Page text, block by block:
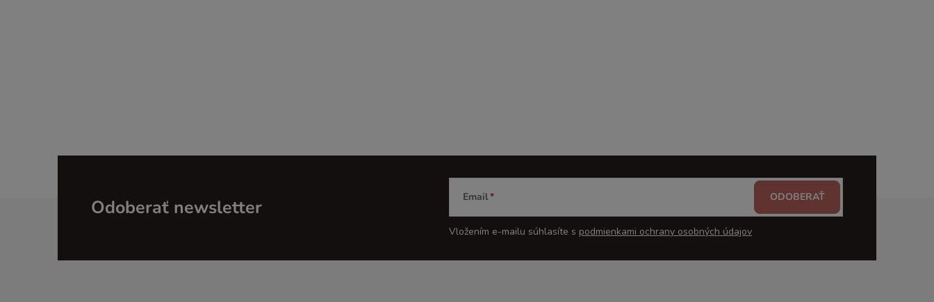
Odoberať newsletter Email
Vložením e-mailu súhlasíte s podmienkami ochrany osobných údajov
ODOBERAŤ